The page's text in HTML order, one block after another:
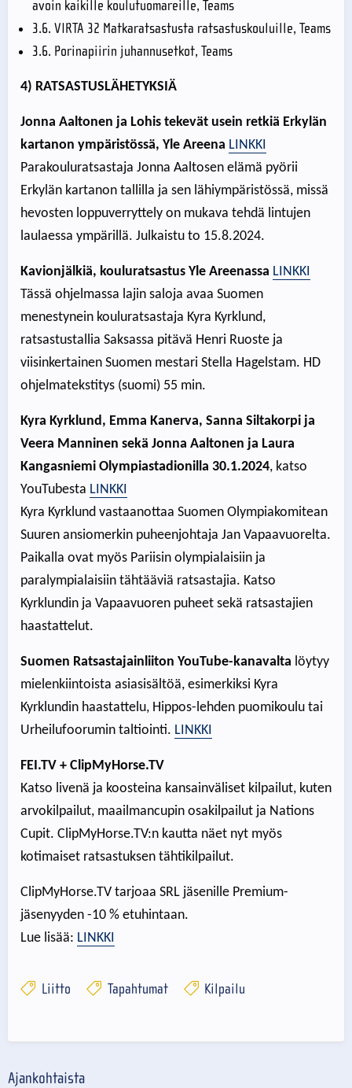
avoin kaikille koulutuomareille, Teams
3.6. VIRTA 32 Matkaratsastusta ratsastuskouluille, Teams
3.6. Porinapiirin juhannusetkot, Teams
4) RATSASTUSLÄHETYKSIÄ
Jonna Aaltonen ja Lohis tekevät usein retkiä Erkylän
kartanon ympäristössä, Yle Areena LINKKI
Parakouluratsastaja Jonna Aaltosen elämä pyörii
Erkylän kartanon tallilla ja sen lähiympäristössä, missä
hevosten loppuverryttely on mukava tehdä lintujen
laulaessa ympärillä. Julkaistu to 15.8.2024.
Kavionjälkiä, kouluratsastus Yle Areenassa LINKKI
Tässä ohjelmassa lajin saloja avaa Suomen
menestynein kouluratsastaja Kyra Kyrklund,
ratsastustallia Saksassa pitävä Henri Ruoste ja
viisinkertainen Suomen mestari Stella Hagelstam. HD
ohjelmatekstitys (suomi) 55 min.
Kyra Kyrklund, Emma Kanerva, Sanna Siltakorpi ja
Veera Manninen sekä Jonna Aaltonen ja Laura
Kangasniemi Olympiastadionilla 30.1.2024, katso
YouTubesta LINKKI
Kyra Kyrklund vastaanottaa Suomen Olympiakomitean
Suuren ansiomerkin puheenjohtaja Jan Vapaavuorelta.
Paikalla ovat myös Pariisin olympialaisiin ja
paralympialaisiin tähtääviä ratsastajia. Katso
Kyrklundin ja Vapaavuoren puheet sekä ratsastajien
haastattelut.
Suomen Ratsastajainliiton YouTube-kanavalta löytyy
mielenkiintoista asiasisältöä, esimerkiksi Kyra
Kyrklundin haastattelu, Hippos-lehden puomikoulu tai
Urheilufoorumin taltiointi. LINKKI
FEI.TV + ClipMyHorse.TV
Katso livenä ja koosteina kansainväliset kilpailut, kuten
arvokilpailut, maailmancupin osakilpailut ja Nations
Cupit. ClipMyHorse.TV:n kautta näet nyt myös
kotimaiset ratsastuksen tähtikilpailut.
ClipMyHorse.TV tarjoaa SRL jäsenille Premium-
jäsenyyden -10 % etuhintaan.
Lue lisää: LINKKI
Liitto Tapahtumat Kilpailu
Ajankohtaista